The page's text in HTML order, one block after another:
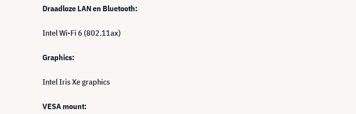
Draadloze LAN en Bluetooth:
Intel Wi-Fi 6 (802.11ax)
Graphics:
Intel Iris Xe graphics
VESA mount: